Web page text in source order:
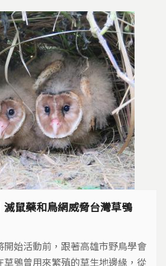
鼠藥和鳥網威脅台灣草鴞
開始活動前，跟著高雄市野鳥學會
鴞曾用來繁殖的草生地邊緣，從